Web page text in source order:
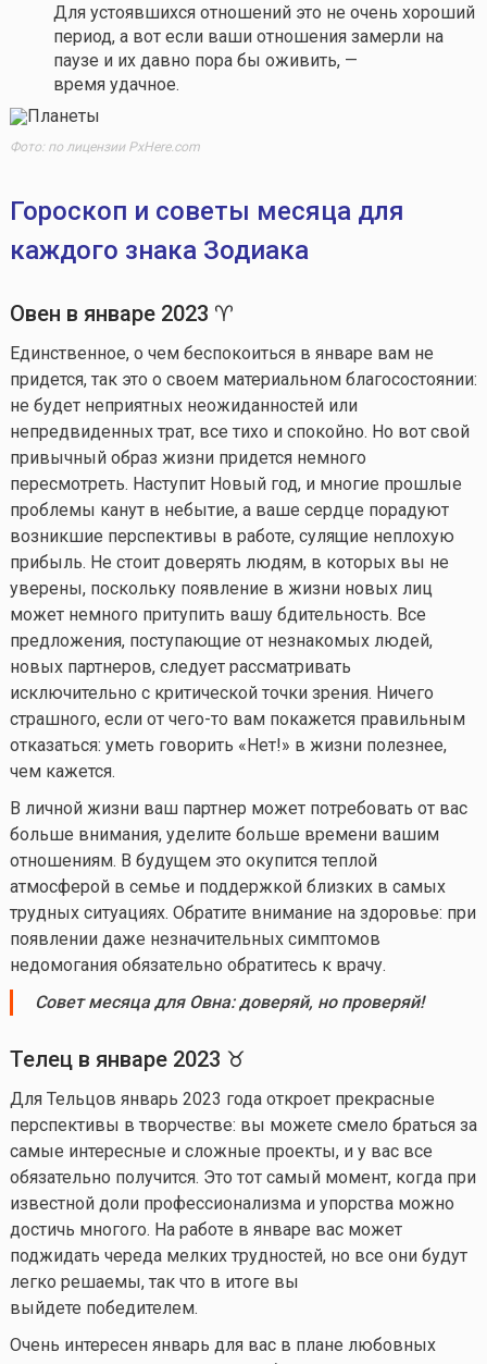
Для устоявшихся отношений это не очень хороший
период, а вот если ваши отношения замерли на
паузе и их давно пора бы оживить, —
время удачное.
Фото: по лицензии PxHere.com
Гороскоп и советы месяца для
каждого знака Зодиака
Овен в январе2023 ♈
Единственное, о чем беспокоиться в январе вам не
придется, так это о своем материальном благосостоянии:
не будет неприятных неожиданностей или
непредвиденных трат, все тихо и спокойно. Но вот свой
привычный образ жизни придется немного
пересмотреть. Наступит Новый год, и многие прошлые
проблемы канут в небытие, а ваше сердце порадуют
возникшие перспективы в работе, сулящие неплохую
прибыль. Не стоит доверять людям, в которых вы не
уверены, поскольку появление в жизни новых лиц
может немного притупить вашу бдительность. Все
предложения, поступающие от незнакомых людей,
новых партнеров, следует рассматривать
исключительно с критической точки зрения. Ничего
страшного, если от чего-то вам покажется правильным
отказаться: уметь говорить «Нет!» в жизни полезнее,
чем кажется.
В личной жизни ваш партнер может потребовать от вас
больше внимания, уделите больше времени вашим
отношениям. В будущем это окупится теплой
атмосферой в семье и поддержкой близких в самых
трудных ситуациях. Обратите внимание на здоровье: при
появлении даже незначительных симптомов
недомогания обязательно обратитесь к врачу.
Совет месяца для Овна: доверяй, но проверяй!
Телец в январе2023 ♉
Для Тельцов январь 2023 года откроет прекрасные
перспективы в творчестве: вы можете смело браться за
самые интересные и сложные проекты, и у вас все
обязательно получится. Это тот самый момент, когда при
известной доли профессионализма и упорства можно
достичь многого. На работе в январе вас может
поджидать череда мелких трудностей, но все они будут
легко решаемы, так что в итоге вы
выйдете победителем.
Очень интересен январь для вас в плане любовных